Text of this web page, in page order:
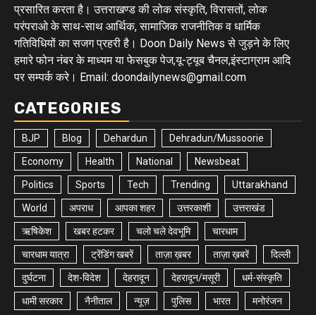
प्रसारित करता है। उत्तराखण्ड की लोक संस्कृति, विरासतों, लोक
परंपराओ के साथ-साथ आर्थिक, सामाजिक राजनीतिक व धार्मिक
गतिविधियों का सजग प्रहरी है। Doon Daily News से जुड़ने के लिए
हमारे फोन नंबर के माध्यम या फेसबुक पेज,यू-ट्यूब चैनल,इंस्टाग्राम आदि
पर सम्पर्क करे। Email: doondailynews@gmail.com
CATEGORIES
BJP Blog Dehardun Dehradun/Mussoorie
Economy Health National Newsbeat
Politics Sports Tech Trending Uttarakhand
World अपराध आपका शहर उत्तरकाशी उत्तराखंड
ऋषिकेश खबर हटकर चलो चले देवभूमि चारधाम
चारधाम यात्रा ट्रेंडिंग खबरें ताज़ा ख़बर ताज़ा ख़बरें दिल्ली
दुर्घटना देश-विदेश देहरादून देहरादून/मसूरी धर्म-संस्कृति
धामी सरकार नैनीताल न्यूज़ पुलिस भारत मनोरंजन